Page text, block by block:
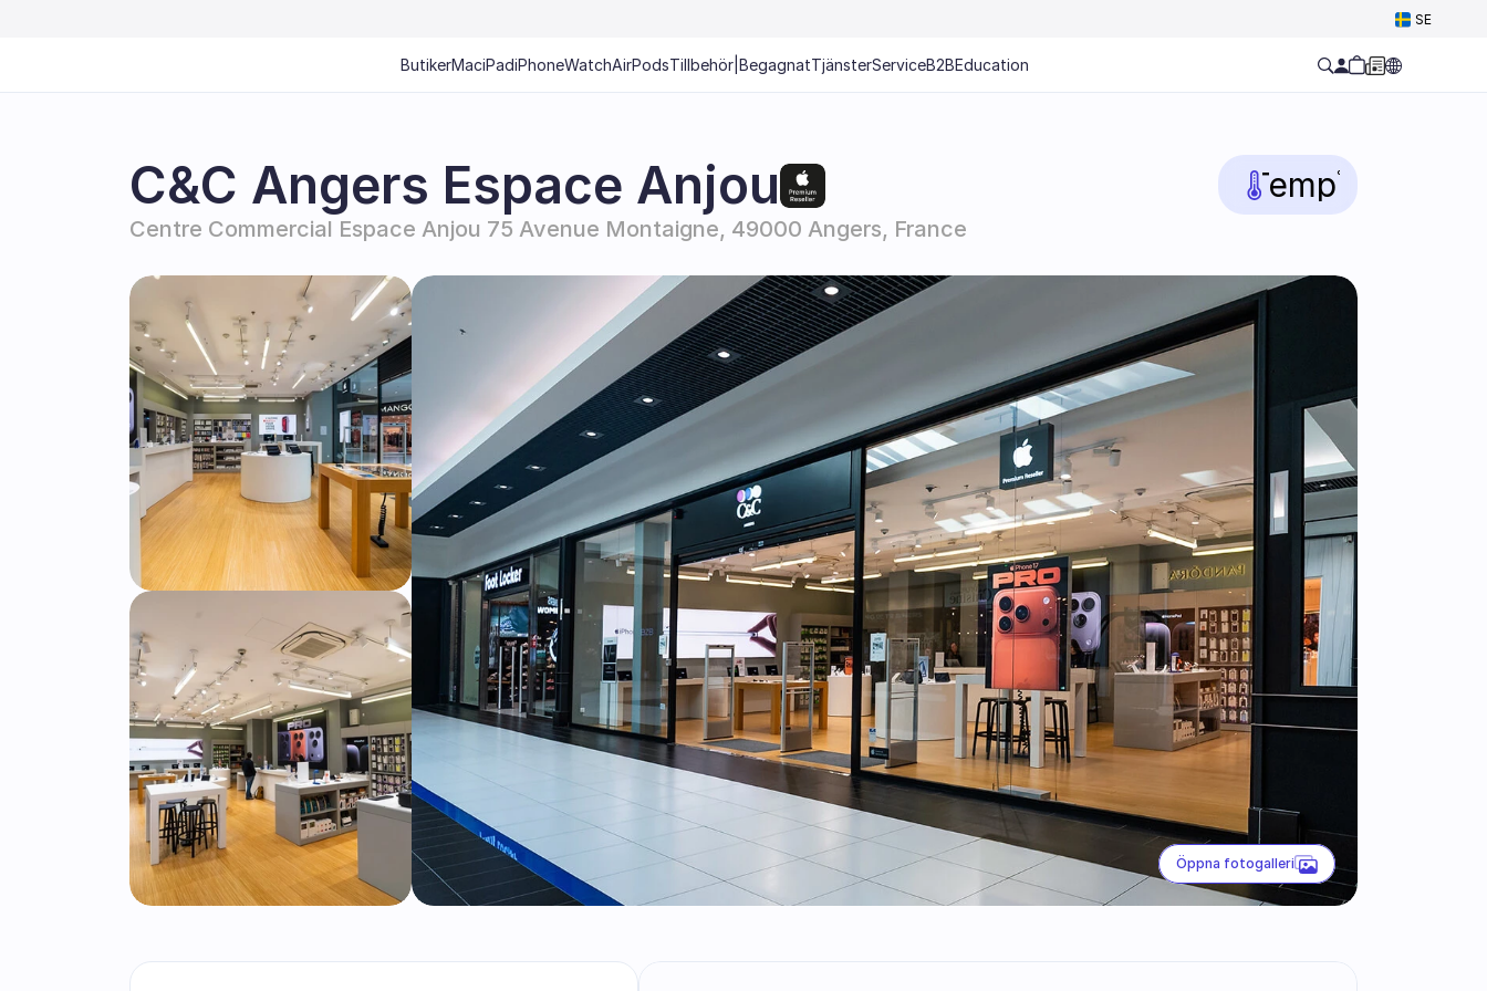
SE
Select Language
C&C Angers Espace Anjou
Centre Commercial Espace Anjou 75 Avenue Montaigne, 49000 Angers, France
Temp°C
Öppna fotogalleri
ButikerMaciPadiPhoneWatchAirPodsTillbehör BegagnatTjänsterServiceB2BEducation